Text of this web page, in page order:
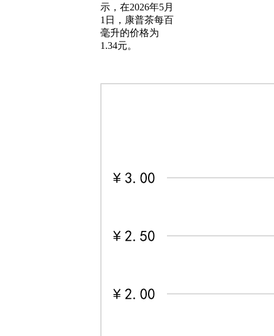
示，在2026年5月
1日，康普茶每百
毫升的价格为
1.34元。